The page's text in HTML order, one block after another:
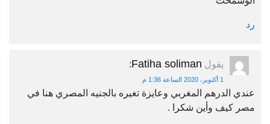
رد
يقول Fatiha soliman
:
1 أكتوبر، 2020 الساعة 1:36 م
عندي الدرهم المغربي وعايزة تغيره بالجنيه المصري هنا في
مصر كيف وأين شكرا .